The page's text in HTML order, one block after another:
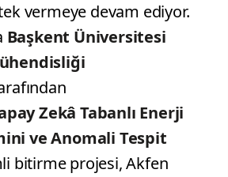
vermeye devam ediyor.
Başkent Üniversitesi
Zekâ Tabanlı Enerji
ve Anomali Tespit
bitirme projesi, Akfen